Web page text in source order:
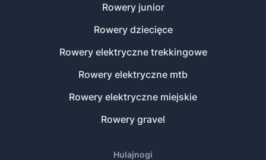
Rowery junior
Rowery dziecięce
Rowery elektryczne trekkingowe
Rowery elektryczne mtb
Rowery elektryczne miejskie
Rowery gravel
Hulajnogi